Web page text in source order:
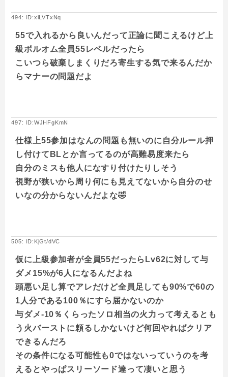
494: ID:xiLVTxNq
55で入れるから良いんだって正論に聞こえるけど上
級ボルオム全員55レベルだったら
こいつら破棄しまくりだろ寄生する気で来るんだか
らマナーの問題だよ
497: ID:WJHFgKmN
仕様上55参加はなんの問題も無いのに自分ルール押
し付けてBLとか言ってるのが高難易度来たら
自分のミスも他人になすり付けたりしそう
視野が狭いから周り何にも見えてないから自分のせ
いなの分からないんだよな🤣
505: ID:KjGt/dVC
仮に上級参加者が全員55だったらLv62に対して与
ダメ15%が6人になるんだよね
頭悪い足し算でアレだけど全員足しても90%で60の
1人分である100％にすら届かないのか
与ダメ-10％くらったソロ相当の火力って考えるとも
う火バーストに頼るしかないけど何回やればクリア
できるんだろ
その条件になる可能性も0ではないっていうのを考
えるとやっぱスリーソード達って凄いと思う